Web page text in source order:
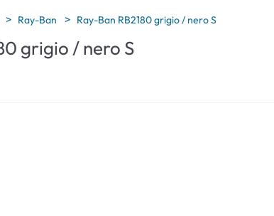
Categoria
Lenti sferiche
Marche
Eversee
Ray-Ban Ray-Ban RB2180 grigio / nero S
grigio / nero S